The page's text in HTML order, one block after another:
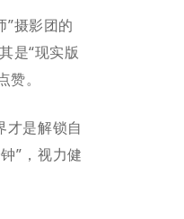
”摄影团的
是“现实版
。
才是解锁自
”，视力健